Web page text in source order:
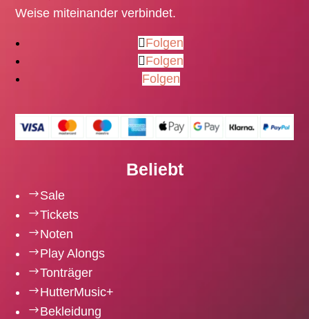
Weise miteinander verbindet.
Folgen
Folgen
Folgen
Beliebt
$Sale
$Tickets
$Noten
$Play Alongs
$Tonträger
$HutterMusic+
$Bekleidung